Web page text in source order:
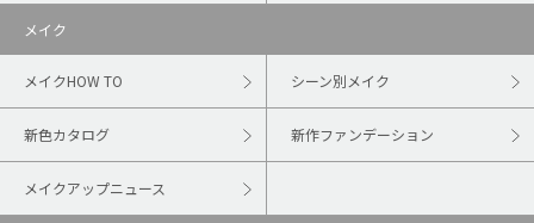
メイク
メイクHOW TO シーン別メイク
新色カタログ 新作ファンデーション
メイクアップニュース